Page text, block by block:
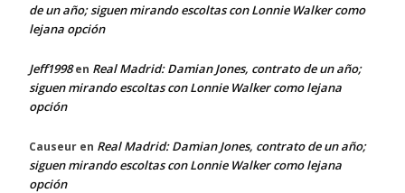
de un año; siguen mirando escoltas con Lonnie Walker como
lejana opción
Jeff1998en Real Madrid: Damian Jones, contrato de un año;
siguen mirando escoltas con Lonnie Walker como lejana
opción
Causeur en Real Madrid: Damian Jones, contrato de un año;
siguen mirando escoltas con Lonnie Walker como lejana
opción